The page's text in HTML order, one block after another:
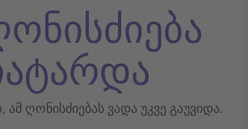
ღონისძიებას ვადა უკვე გაუვიდა.